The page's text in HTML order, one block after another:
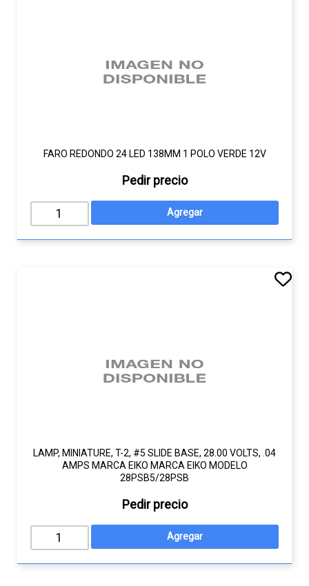
FARO REDONDO 24 LED 138MM 1 POLO VERDE 12V
Pedir precio
LAMP, MINIATURE, T-2, #5 SLIDE BASE, 28.00 VOLTS, .04
AMPS MARCA EIKO MARCA EIKO MODELO
28PSB5/28PSB
Pedir precio